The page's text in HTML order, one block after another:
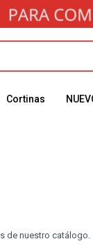
Cortinas
de nuestro catálogo.